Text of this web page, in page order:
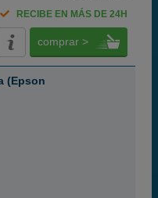
RECIBE EN MÁS DE 24H
comprar >
(Epson